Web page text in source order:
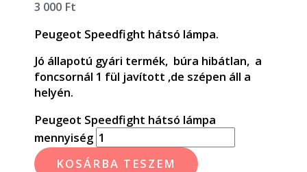
3 000 Ft
Peugeot Speedfight hátsó lámpa.
Jó állapotú gyári termék, búra hibátlan, a
foncsornál 1 fül javított ,de szépen áll a
helyén.
Peugeot Speedfight hátsó lámpa
mennyiség
KOSÁRBA TESZEM